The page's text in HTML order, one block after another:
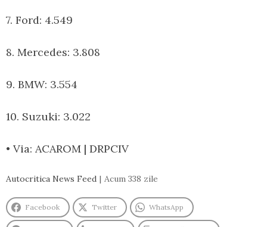
7. Ford: 4.549
8. Mercedes: 3.808
9. BMW: 3.554
10. Suzuki: 3.022
• Via: ACAROM | DRPCIV
Autocritica News Feed Acum 338 zile
Facebook Twitter WhatsApp